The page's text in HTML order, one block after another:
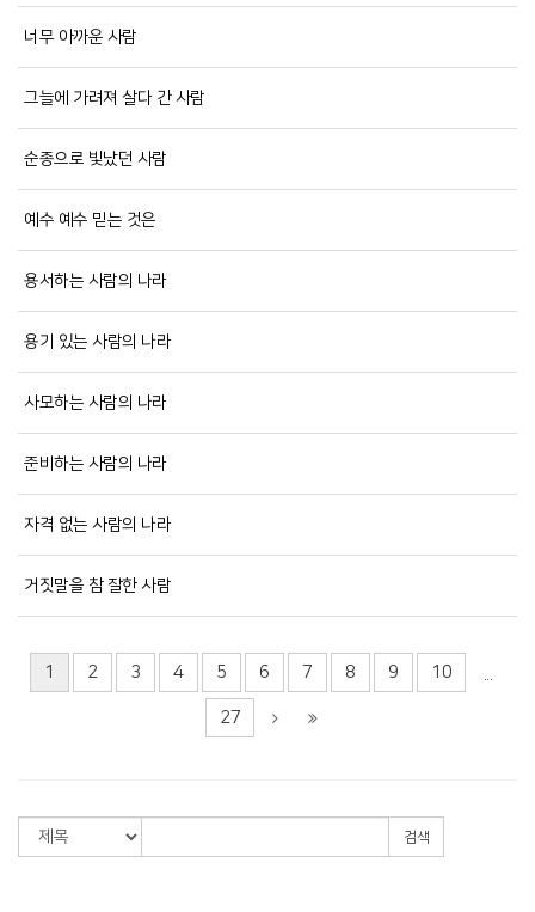
너무 아까운 사람
그늘에 가려져 살다 간 사람
순종으로 빛났던 사람
예수 예수 믿는 것은
용서하는 사람의 나라
용기 있는 사람의 나라
사모하는 사람의 나라
준비하는 사람의 나라
자격 없는 사람의 나라
거짓말을 참 잘한 사람
1 2 3 4 5 6 7 8 9 10 ...
27
검색